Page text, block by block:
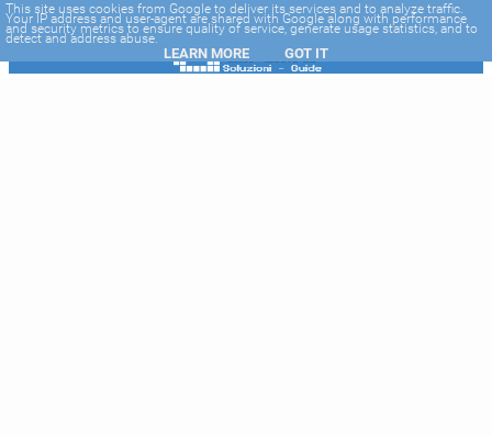
-->
This site uses cookies from Google to deliver its services and to analyze traffic.
Your IP address and user-agent are shared with Google along with performance
and security metrics to ensure quality of service, generate usage statistics, and to
detect and address abuse.
LEARN MORE GOT IT